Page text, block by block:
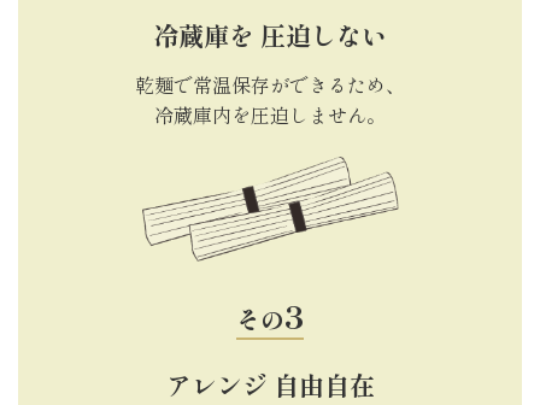
冷蔵庫を 圧迫しない
乾麺で常温保存ができるため、
冷蔵庫内を圧迫しません。
アレンジ 自由自在
その